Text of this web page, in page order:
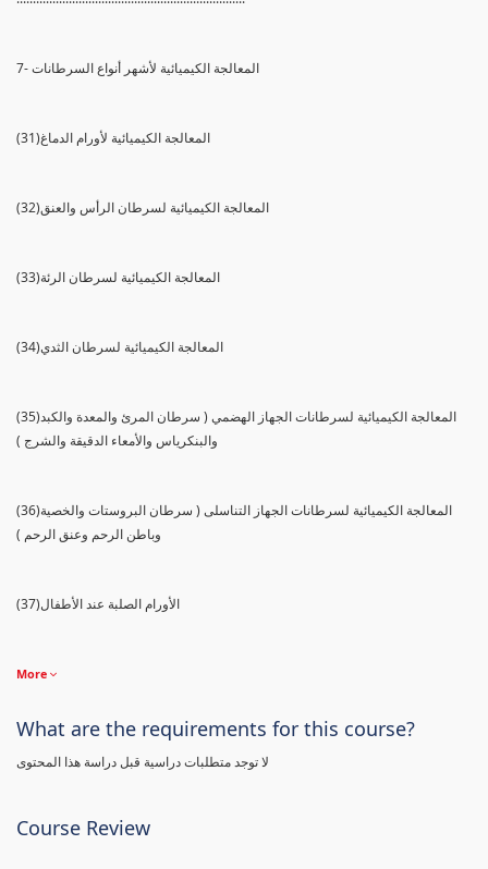
7- المعالجة الكيميائية لأشهر أنواع السرطانات
(31)المعالجة الكيميائية لأورام الدماغ
(32)المعالجة الكيميائية لسرطان الرأس والعنق
(33)المعالجة الكيميائية لسرطان الرئة
(34)المعالجة الكيميائية لسرطان الثدي
(35)المعالجة الكيميائية لسرطانات الجهاز الهضمي ( سرطان المرئ والمعدة والكبد
والبنكرياس والأمعاء الدقيقة والشرج )
(36)المعالجة الكيميائية لسرطانات الجهاز التناسلى ( سرطان البروستات والخصية
وباطن الرحم وعنق الرحم )
(37)الأورام الصلبة عند الأطفال
More
What are the requirements for this course?
لا توجد متطلبات دراسية قبل دراسة هذا المحتوى
Course Review